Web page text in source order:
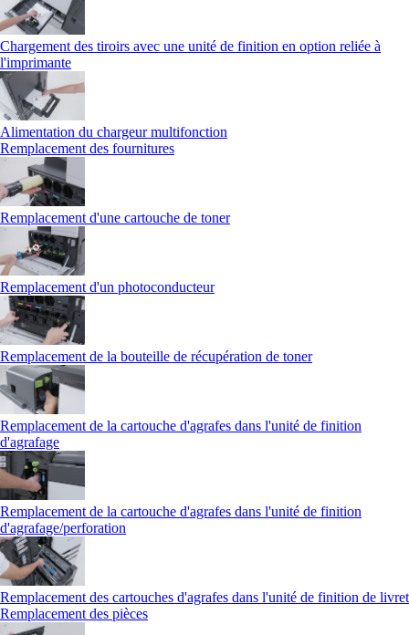
Chargement des tiroirs avec une unité de finition en option reliée à
l'imprimante
Alimentation du chargeur multifonction
Remplacement des fournitures
Remplacement d'une cartouche de toner
Remplacement d'un photoconducteur
Remplacement de la bouteille de récupération de toner
Remplacement de la cartouche d'agrafes dans l'unité de finition
d'agrafage
Remplacement de la cartouche d'agrafes dans l'unité de finition
d'agrafage/perforation
Remplacement des cartouches d'agrafes dans l'unité de finition de livret
Remplacement des pièces